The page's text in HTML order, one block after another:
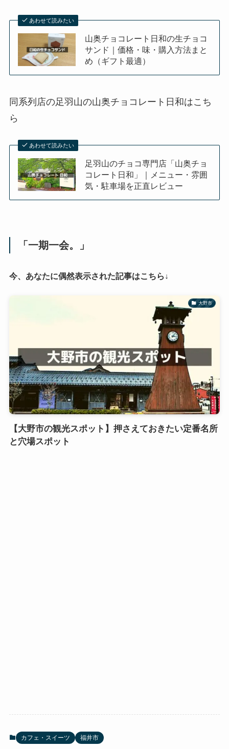
あわせて読みたい
山奥チョコレート日和の生チョコ
サンド｜価格・味・購入方法まと
め（ギフト最適）
同系列店の足羽山の山奥チョコレート日和はこち
ら
あわせて読みたい
足羽山のチョコ専門店「山奥チョ
コレート日和」｜メニュー・雰囲
気・駐車場を正直レビュー
「一期一会。」
今、あなたに偶然表示された記事はこちら↓
大野市
【大野市の観光スポット】押さえておきたい定番名所
と穴場スポット
カフェ・スイーツ 福井市